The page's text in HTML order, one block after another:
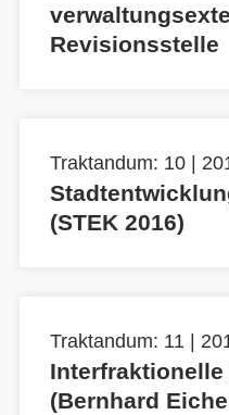
Revisionsstelle
Traktandum: 10 |
(STEK 2016)
Traktandum: 11 |
Interfraktionelle
(Bernhard